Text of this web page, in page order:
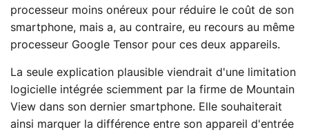
processeur moins onéreux pour réduire le coût de son
smartphone, mais a, au contraire, eu recours au même
processeur Google Tensor pour ces deux appareils.
La seule explication plausible viendrait d'une limitation
logicielle intégrée sciemment par la firme de Mountain
View dans son dernier smartphone. Elle souhaiterait
ainsi marquer la différence entre son appareil d'entrée